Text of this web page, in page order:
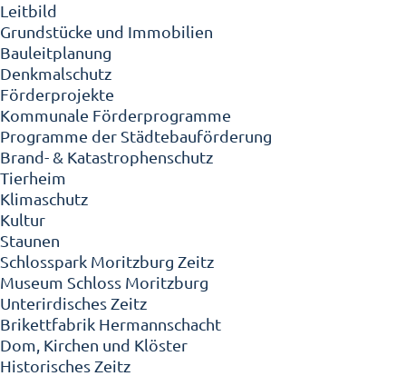
Leitbild
Grundstücke und Immobilien
Bauleitplanung
Denkmalschutz
Förderprojekte
Kommunale Förderprogramme
Programme der Städtebauförderung
Brand- & Katastrophenschutz
Tierheim
Klimaschutz
Kultur
Staunen
Schlosspark Moritzburg Zeitz
Museum Schloss Moritzburg
Unterirdisches Zeitz
Brikettfabrik Hermannschacht
Dom, Kirchen und Klöster
Historisches Zeitz